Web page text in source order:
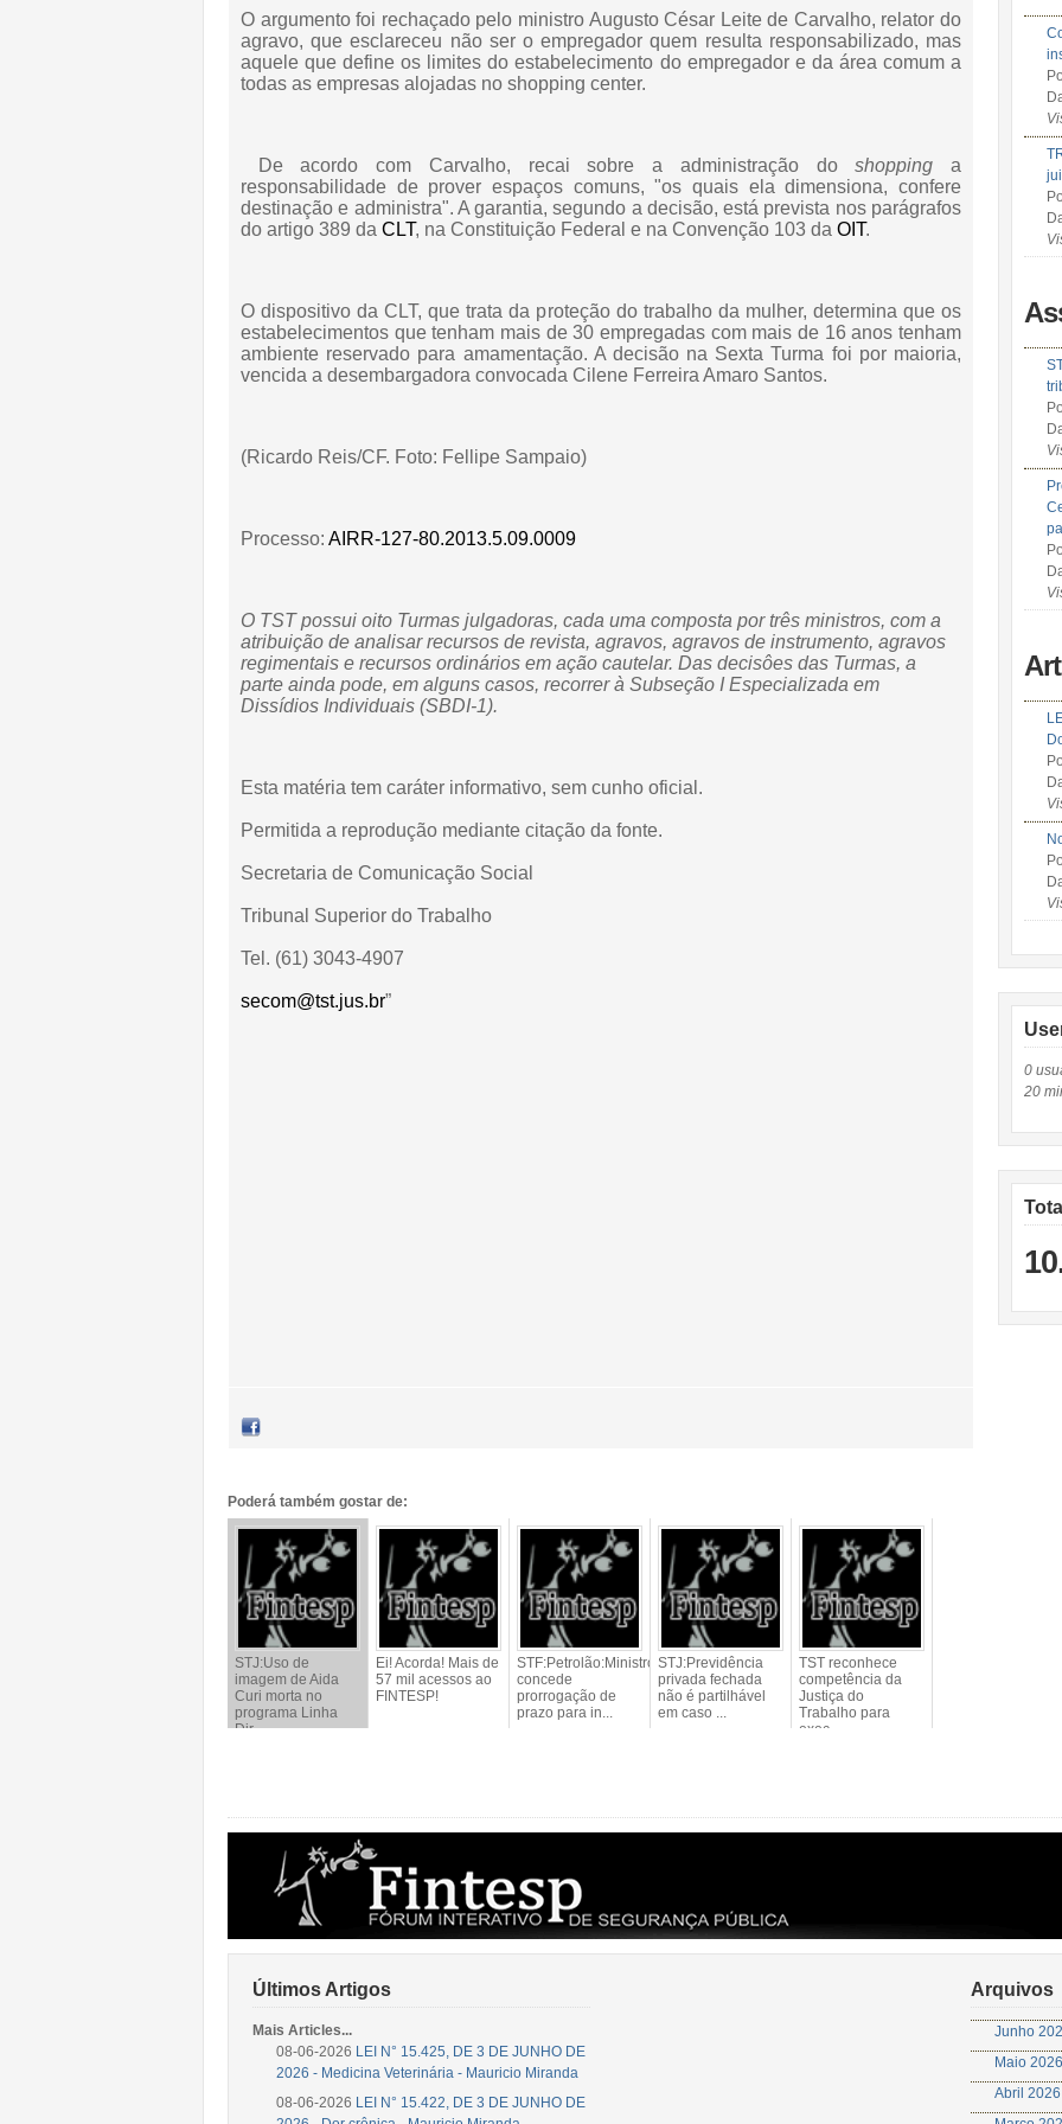
O argumento foi rechaçado pelo ministro Augusto César Leite de Carvalho, relator do
agravo, que esclareceu não ser o empregador quem resulta responsabilizado, mas
aquele que define os limites do estabelecimento do empregador e da área comum a
todas as empresas alojadas no shopping center.
De acordo com Carvalho, recai sobre a administração doshopping a
responsabilidade de prover espaços comuns, "os quais ela dimensiona, confere
destinação e administra". A garantia, segundo a decisão, está prevista nos parágrafos
do artigo 389 da CLT, na Constituição Federal e na Convenção 103 da OIT.
O dispositivo da CLT, que trata da proteção do trabalho da mulher, determina que os
estabelecimentos que tenham mais de 30 empregadas com mais de 16 anos tenham
ambiente reservado para amamentação. A decisão na Sexta Turma foi por maioria,
vencida a desembargadora convocada Cilene Ferreira Amaro Santos.
(Ricardo Reis/CF. Foto: Fellipe Sampaio)
Processo: AIRR-127-80.2013.5.09.0009
O TST possui oito Turmas julgadoras, cada uma composta por três ministros, com a
atribuição de analisar recursos de revista, agravos, agravos de instrumento, agravos
regimentais e recursos ordinários em ação cautelar. Das decisôes das Turmas, a
parte ainda pode, em alguns casos, recorrer à Subseção I Especializada em
Dissídios Individuais (SBDI-1).
Esta matéria tem caráter informativo, sem cunho oficial.
Permitida a reprodução mediante citação da fonte.
Secretaria de Comunicação Social
Tribunal Superior do Trabalho
Tel. (61) 3043-4907
secom@tst.jus.br”
Poderá também gostar de:
STJ:Uso de
imagem de Aida
Curi morta no
programa Linha
Dir...
Ei! Acorda! Mais de
57 mil acessos ao
FINTESP!
STF:Petrolão:Ministro
concede
prorrogação de
prazo para in...
STJ:Previdência
privada fechada
não é partilhável
em caso ...
TST reconhece
competência da
Justiça do
Trabalho para
exec...
0
20
Últimos Artigos
Mais Articles...
08-06-2026 LEI N° 15.425, DE 3 DE JUNHO DE
2026 - Medicina Veterinária - Mauricio Miranda
08-06-2026 LEI N° 15.422, DE 3 DE JUNHO DE
Arquivos
Junho
Maio 2026
Abril 2026